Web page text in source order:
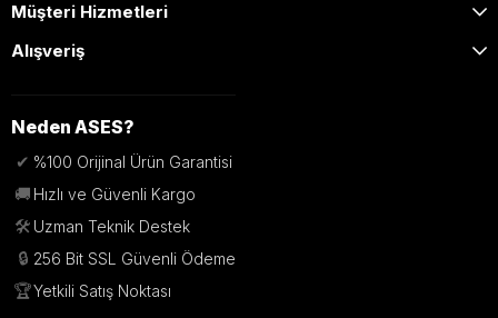
Müşteri Hizmetleri
Alışveriş
Neden ASES?
✔ %100 Orijinal Ürün Garantisi
🚚 Hızlı ve Güvenli Kargo
🛠️ Uzman Teknik Destek
🔒 256 Bit SSL Güvenli Ödeme
🏆Yetkili Satış Noktası